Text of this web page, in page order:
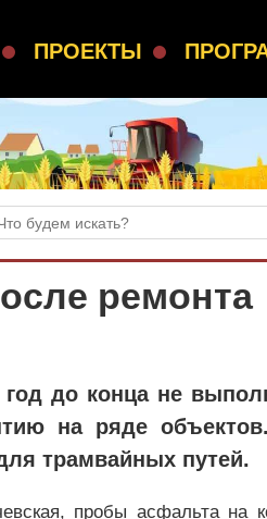
ПРОЕКТЫ
ремонта
до конца не
на ряде
трамвайных путей.
пробы асфальта на